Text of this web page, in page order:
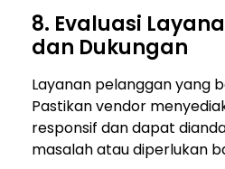
8. Evaluasi
dan Dukungan
Layanan pelanggan yang
Pastikan vendor
responsif dan dapat
masalah atau diperlukan